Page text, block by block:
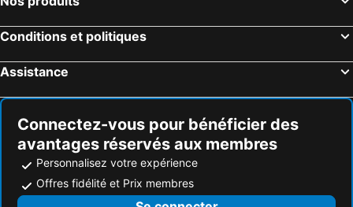
Conditions et politiques
Assistance
Connectez-vous pour bénéficier des
avantages réservés aux membres
Personnalisez votre expérience
Offres fidélité et Prix membres